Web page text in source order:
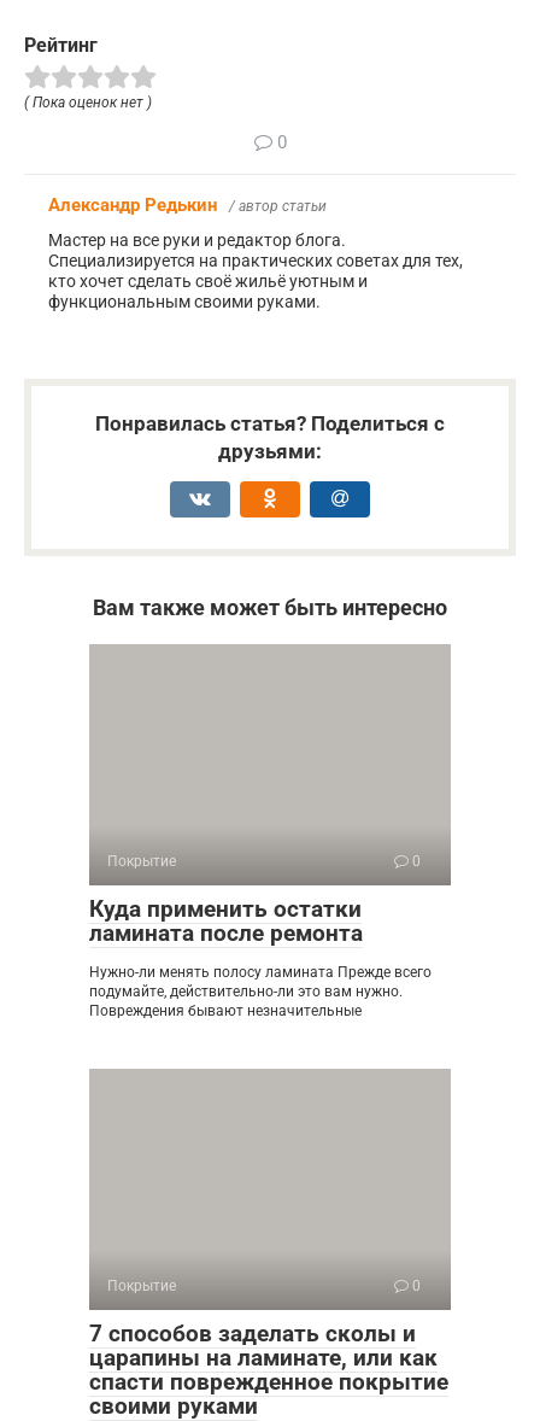
Рейтинг
( Пока оценок нет )
0
Александр Редькин / автор статьи
Мастер на все руки и редактор блога.
Специализируется на практических советах для тех,
кто хочет сделать своё жильё уютным и
функциональным своими руками.
Понравилась статья? Поделиться с
друзьями:
Вам также может быть интересно
Покрытие 0
Куда применить остатки
ламината после ремонта
Нужно-ли менять полосу ламината Прежде всего
подумайте, действительно-ли это вам нужно.
Повреждения бывают незначительные
Покрытие 0
7 способов заделать сколы и
царапины на ламинате, или как
спасти поврежденное покрытие
своими руками